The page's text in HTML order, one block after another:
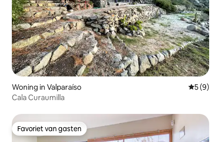
Woning in Valparaíso
5 (9)
Cala Curaumilla
Favoriet van gasten
Favoriet van gasten